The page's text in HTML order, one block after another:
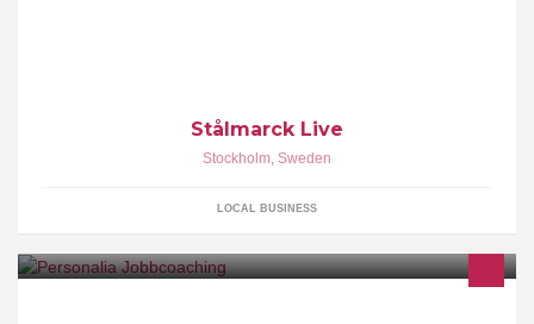
Stålmarck Live
Stockholm, Sweden
LOCAL BUSINESS